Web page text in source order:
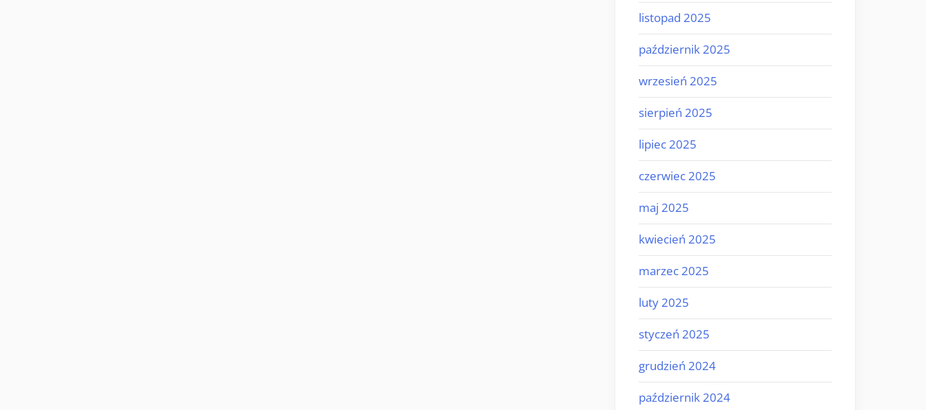
listopad 2025
październik 2025
wrzesień 2025
sierpień 2025
lipiec 2025
czerwiec 2025
maj 2025
kwiecień 2025
marzec 2025
luty 2025
styczeń 2025
grudzień 2024
październik 2024